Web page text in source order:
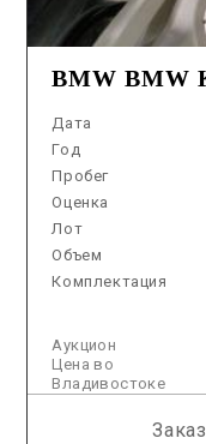
BMW BMW
Дата
Год
Пробег
Оценка
Лот
Объем
Комплектация
Аукцион
Цена во
Владивостоке